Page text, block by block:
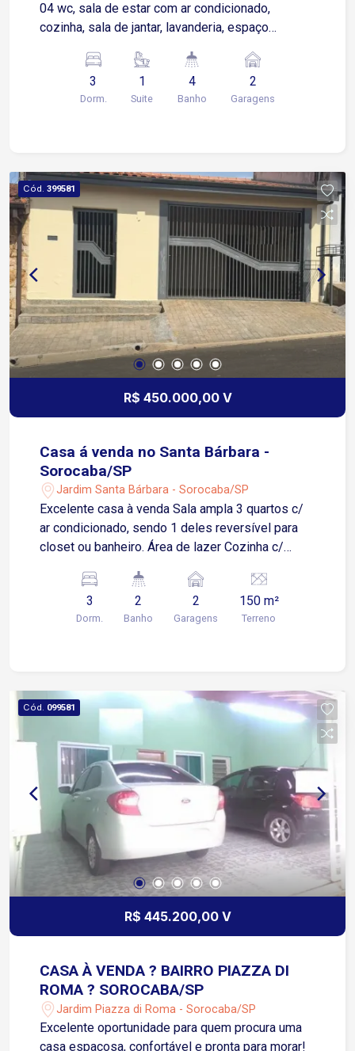
04 wc, sala de estar com ar condicionado,
cozinha, sala de jantar, lavanderia, espaço
coberta, portão automático, 01 dormitório com
sacada, quarto (suíte) de casal com móveis
modulados, área construída de 250,00, terreno
3
Dorm.
1
Suite
4
Banho
2
Garagens
Cód. 399581
R$ 450.000,00 V
Casa á venda no Santa Bárbara -
Sorocaba/SP
Jardim Santa Bárbara - Sorocaba/SP
Excelente casa à venda Sala ampla 3 quartos c/
ar condicionado, sendo 1 deles reversível para
closet ou banheiro. Área de lazer Cozinha c/
c/ portão automatizado Quintal c/ lavanderia,
despensa e 1 banheiro.
3
Dorm.
2
Banho
2
Garagens
150 m²
Terreno
Cód. 099581
R$ 445.200,00 V
CASA À VENDA ? BAIRRO PIAZZA DI
ROMA ? SOROCABA/SP
Jardim Piazza di Roma - Sorocaba/SP
Excelente oportunidade para quem procura uma
casa espaçosa, confortável e pronta para morar!